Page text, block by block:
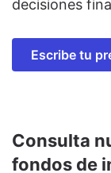
decisiones
Escribe tu
Consulta
fondos de